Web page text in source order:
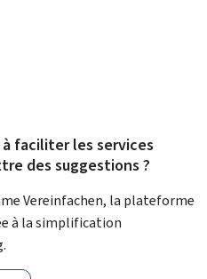
faciliter les services
des suggestions ?
Vereinfachen, la plateforme
à la simplification